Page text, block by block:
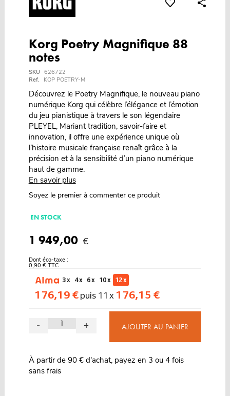
Korg Poetry Magnifique 88
notes
SKU 626722
Ref.
KOP POETRY-M
Découvrez le Poetry Magnifique, le nouveau piano
numérique Korg qui célèbre l’élégance et l’émotion
du jeu pianistique à travers le son légendaire
PLEYEL, Mariant tradition, savoir-faire et
innovation, il offre une expérience unique où
l’histoire musicale française renaît grâce à la
précision et à la sensibilité d’un piano numérique
haut de gamme.
En savoir plus
Soyez le premier à commenter ce produit
EN STOCK
1 949,00 €
Dont éco-taxe :
0,90 € TTC
3 x
4 x 6 x 10 x 12 x
176,19 €puis 11 x 176,15 €
- + AJOUTER AU PANIER
À partir de 90 € d'achat, payez en 3 ou 4 fois
sans frais